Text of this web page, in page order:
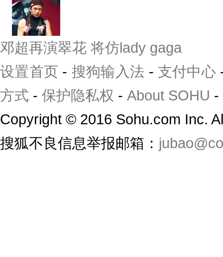
邓超再演翠花 将仿lady gaga
设置首页 - 搜狗输入法 - 支付中心
方式 - 保护隐私权 - About SOHU -
Copyright © 2016 Sohu.com Inc.
搜狐不良信息举报邮箱：